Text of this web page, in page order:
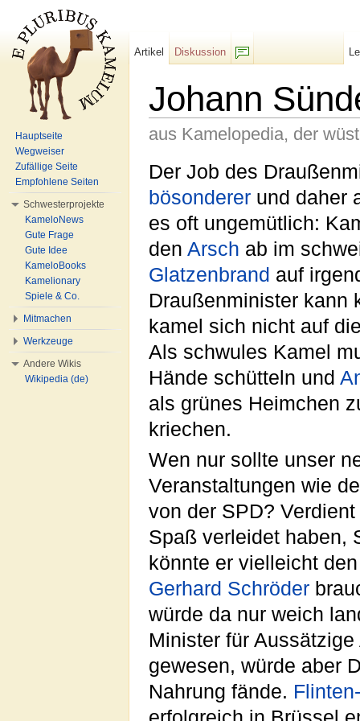
Johann
aus Kamelopedia, der
Der Job des
bösonderer und daher
es oft ungemütlich:
den Arsch ab im
Glatzenbrand auf
Draußenminister kann
kamel sich nicht auf
Als schwules Kamel
Hände schütteln und
als grünes Heimchen
kriechen.
Wen nur sollte unser
Veranstaltungen wie
von der SPD?
Spaß verleidet haben,
könnte er vielleicht
Gerhard Schröder
würde da nur weich
Minister für
gewesen, würde aber
Nahrung fände.
Artikel
Diskussion
Hauptseite
Wegweiser
Zufällige Seite
Empfohlene Seiten
Schwesterprojekte
KameloNews
Gute Frage
Gute Idee
KameloBooks
Kamelionary
Spiele & Co.
Mitmachen
Werkzeuge
Andere Wikis
Wikipedia (de)